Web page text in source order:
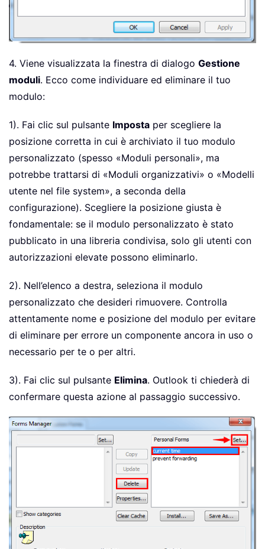
4. Viene visualizzata la finestra di dialogo Gestione
moduli. Ecco come individuare ed eliminare il tuo
modulo:
1). Fai clic sul pulsante Imposta per scegliere la
posizione corretta in cui è archiviato il tuo modulo
personalizzato (spesso «Moduli personali», ma
potrebbe trattarsi di «Moduli organizzativi» o «Modelli
utente nel file system», a seconda della
configurazione). Scegliere la posizione giusta è
fondamentale: se il modulo personalizzato è stato
pubblicato in una libreria condivisa, solo gli utenti con
autorizzazioni elevate possono eliminarlo.
2). Nell’elenco a destra, seleziona il modulo
personalizzato che desideri rimuovere. Controlla
attentamente nome e posizione del modulo per evitare
di eliminare per errore un componente ancora in uso o
necessario per te o per altri.
3). Fai clic sul pulsante Elimina. Outlook ti chiederà di
confermare questa azione al passaggio successivo.